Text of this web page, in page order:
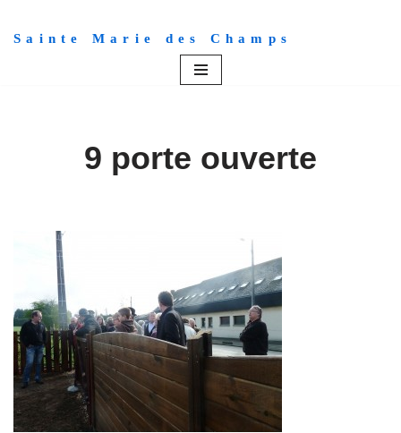
Aller
Sainte Marie des Champs
9 porte ouverte